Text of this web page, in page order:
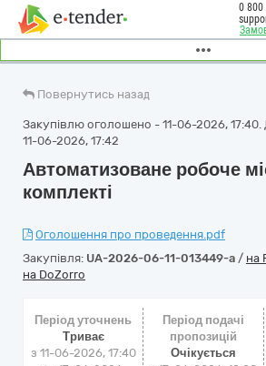
0 800
Повернутись назад
Закупівлю оголошено - 11-06-2026, 17:40.
11-06-2026, 17:42
Автоматизоване робоче
комплекті
Оголошення про проведення.pdf
Закупівля: UA-2026-06-11-013449-a / на
на DoZorro
Період уточнень
Триває
з 11-06-2026, 17:40
Період подачі
пропозицій
Очікується